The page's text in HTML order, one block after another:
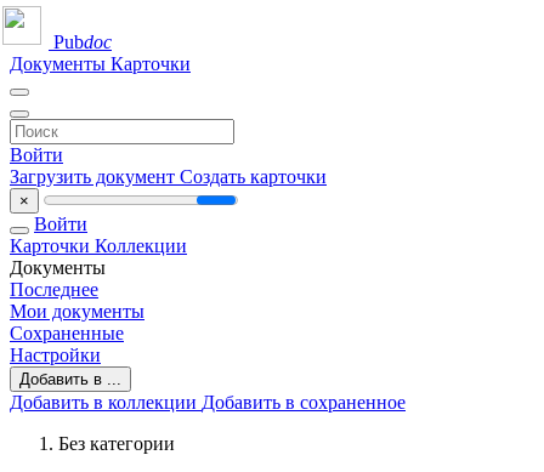
Pubdoc
Документы Карточки
Войти
Загрузить документ Создать карточки
×
Войти
Карточки Коллекции
Документы
Последнее
Мои документы
Сохраненные
Настройки
Добавить в ...
Добавить в коллекции Добавить в сохраненное
Без категории